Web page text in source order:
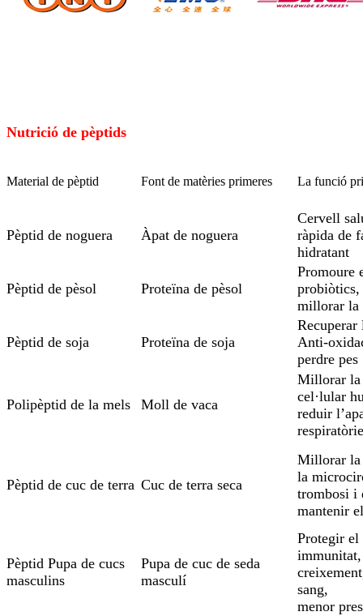
Nutrició de pèptids
Material de pèptid Font de matèries primeres La funció
Pèptid de noguera Àpat de noguera
Cervell
ràpida de
hidratant
Pèptid de pèsol Proteïna de pèsol
Promoure
millorar la
Pèptid de soja Proteïna de soja
Anti-
perdre pes
Polipèptid de la mels Moll de vaca
Millorar la
cel·lular
reduir
Pèptid de cuc de terra Cuc de terra seca
Millorar
la
trombosi i
mantenir
Pèptid Pupa de cucs
masculins
Pupa de cuc de seda
masculí
Protegir
sang,
menor